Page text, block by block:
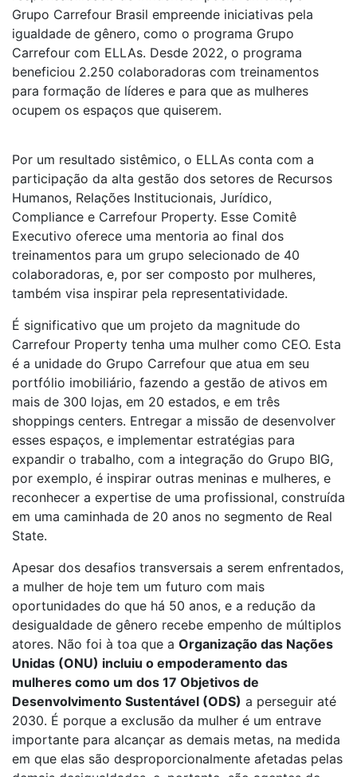
Grupo Carrefour Brasil empreende iniciativas pela
igualdade de gênero, como o programa Grupo
Carrefour com ELLAs. Desde 2022, o programa
beneficiou 2.250 colaboradoras com treinamentos
para formação de líderes e para que as mulheres
ocupem os espaços que quiserem.
Por um resultado sistêmico, o ELLAs conta com a
participação da alta gestão dos setores de Recursos
Humanos, Relações Institucionais, Jurídico,
Compliance e Carrefour Property. Esse Comitê
Executivo oferece uma mentoria ao final dos
treinamentos para um grupo selecionado de 40
colaboradoras, e, por ser composto por mulheres,
também visa inspirar pela representatividade.
É significativo que um projeto da magnitude do
Carrefour Property tenha uma mulher como CEO. Esta
é a unidade do Grupo Carrefour que atua em seu
portfólio imobiliário, fazendo a gestão de ativos em
mais de 300 lojas, em 20 estados, e em três
shoppings centers. Entregar a missão de desenvolver
esses espaços, e implementar estratégias para
expandir o trabalho, com a integração do Grupo BIG,
por exemplo, é inspirar outras meninas e mulheres, e
reconhecer a expertise de uma profissional, construída
em uma caminhada de 20 anos no segmento de Real
State.
Apesar dos desafios transversais a serem enfrentados,
a mulher de hoje tem um futuro com mais
oportunidades do que há 50 anos, e a redução da
desigualdade de gênero recebe empenho de múltiplos
atores. Não foi à toa que a Organização das Nações
Unidas (ONU) incluiu o empoderamento das
mulheres como um dos 17 Objetivos de
Desenvolvimento Sustentável (ODS) a perseguir até
2030. É porque a exclusão da mulher é um entrave
importante para alcançar as demais metas, na medida
em que elas são desproporcionalmente afetadas pelas